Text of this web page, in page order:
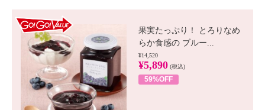
果実たっぷり！ とろりなめ
らか食感の ブルー...
¥14,520
¥5,890 (税込)
59%OFF